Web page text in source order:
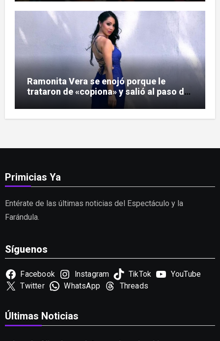
Ramonita Vera se enojó porque le
trataron de «copiona» y salió al paso de
Primicias Ya
Entérate de las últimas noticias del Espectáculo y la
Farándula.
Síguenos
Facebook Instagram TikTok
YouTube
Twitter
WhatsApp Threads
Últimas Noticias